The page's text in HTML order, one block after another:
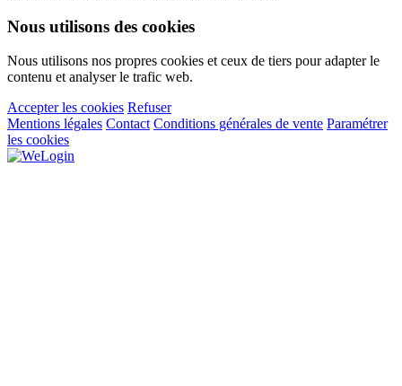
Nous utilisons des cookies
Nous utilisons nos propres cookies et ceux de tiers pour adapter le
contenu et analyser le trafic web.
Accepter les cookies Refuser
Mentions légales Contact Conditions générales de vente Paramétrer
les cookies